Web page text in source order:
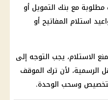
مع بنك التمويل أو
استلام المفاتيح أو
الاستلام، يجب التوجه إلى
الرسمية، لأن ترك الموقف
وسحب الوحدة.